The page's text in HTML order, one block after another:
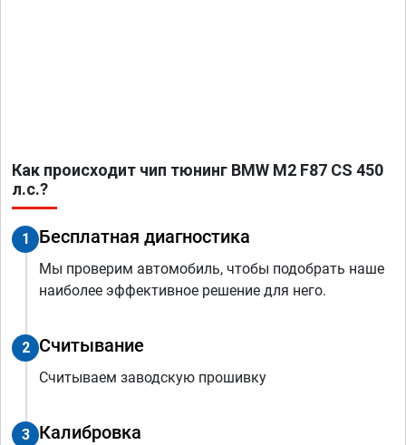
Как происходит чип тюнинг BMW M2 F87 CS 450
л.с.?
1 Бесплатная диагностика
Мы проверим автомобиль, чтобы подобрать наше
наиболее эффективное решение для него.
2 Считывание
Считываем заводскую прошивку
3 Калибровка